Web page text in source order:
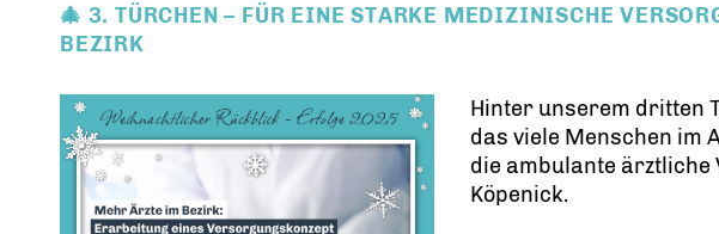
🎄 3. TÜRCHEN – FÜR EINE STARKE MEDIZINISCHE
BEZIRK
Hinter unserem dritten
das viele Menschen im
die ambulante ärztliche
Köpenick.